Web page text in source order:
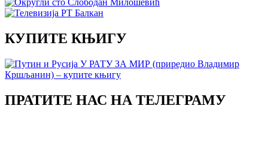
КУПИТЕ КЊИГУ
ПРАТИТЕ НАС НА ТЕЛЕГРАМУ